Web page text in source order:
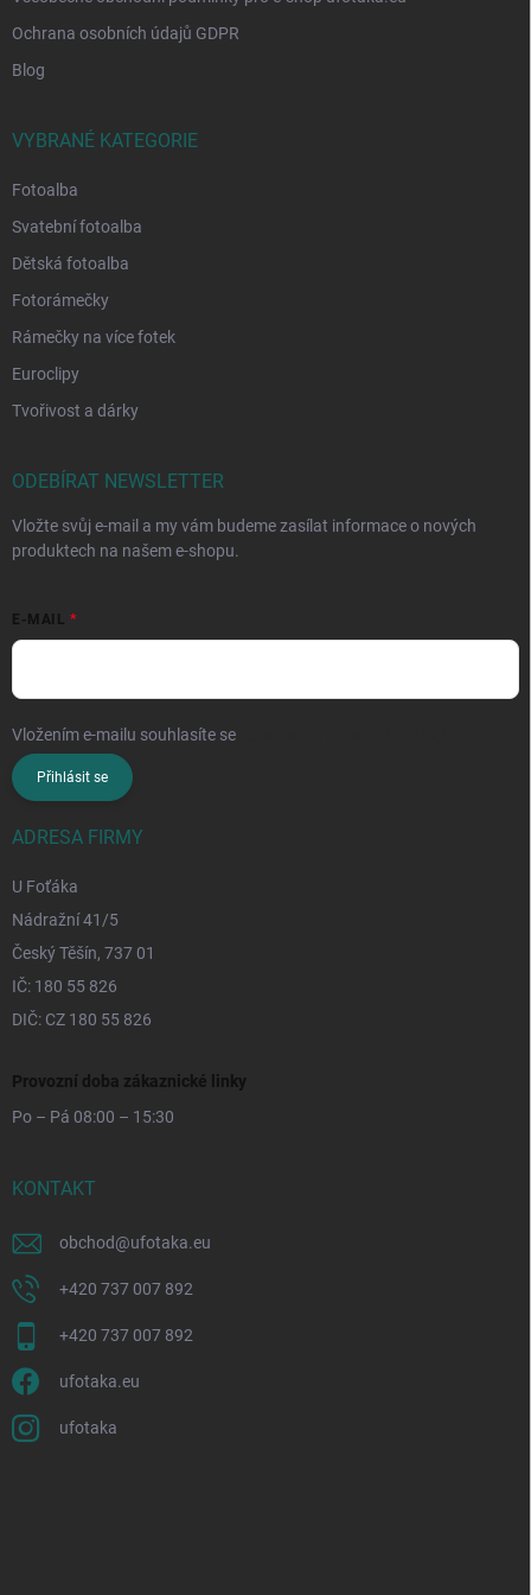
Ochrana osobních údajů GDPR
Blog
VYBRANÉ KATEGORIE
Fotoalba
Svatební fotoalba
Dětská fotoalba
Fotorámečky
Rámečky na více fotek
Euroclipy
Tvořivost a dárky
ODEBÍRAT NEWSLETTER
Vložte svůj e-mail a my vám budeme zasílat informace o nových
produktech na našem e-shopu.
E-MAIL
Vložením e-mailu souhlasíte se
Přihlásit se
ADRESA FIRMY
U Foťáka
Nádražní 41/5
Český Těšín, 737 01
IČ: 180 55 826
DIČ: CZ 180 55 826
Provozní doba zákaznické linky
Po – Pá 08:00 – 15:30
KONTAKT
obchod@ufotaka.eu
+420 737 007 892
+420 737 007 892
ufotaka.eu
ufotaka